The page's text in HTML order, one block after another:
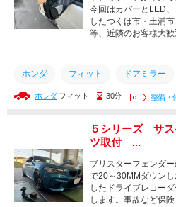
今回はカバーとLED
したつくば市・土浦
等、近隣のお客様大
ホンダ フィット ドアミラー
点検 取付 取り付け LED
ホンダフィット 30分 整備・
５シリーズ サス
ツ取付 ...
ブリスターフェンダ
で20～30MMダウン
したドライブレコー
します。事故など保